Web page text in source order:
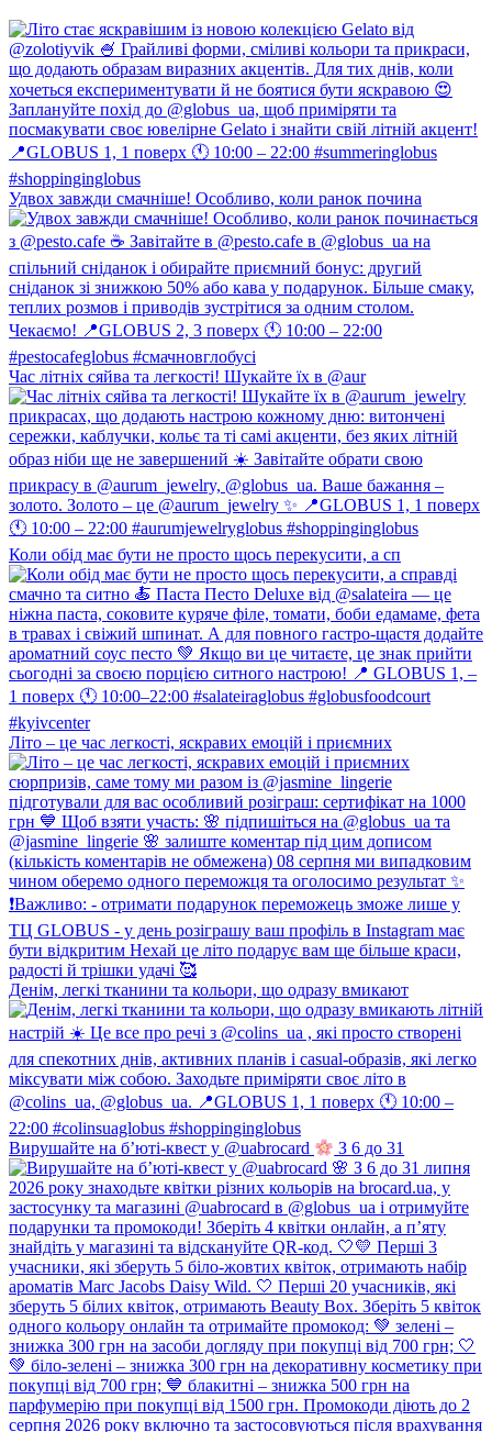
Удвох завжди смачніше! Особливо, коли ранок почина
Час літніх сяйва та легкості! Шукайте їх в @aur
Коли обід має бути не просто щось перекусити, а сп
Літо – це час легкості, яскравих емоцій і приємних
Денім, легкі тканини та кольори, що одразу вмикают
Вирушайте на б’юті-квест у @uabrocard З 6 до 31